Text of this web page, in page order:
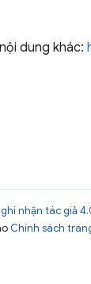
dung khác:
nhận tác giả
Chính sách